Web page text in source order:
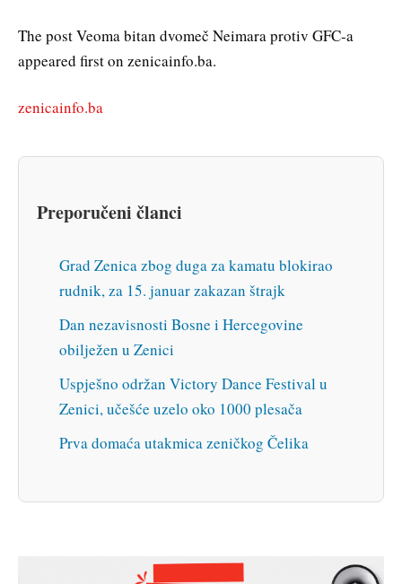
The post Veoma bitan dvomeč Neimara protiv GFC-a
appeared first on zenicainfo.ba.
zenicainfo.ba
Preporučeni članci
Grad Zenica zbog duga za kamatu blokirao
rudnik, za 15. januar zakazan štrajk
Dan nezavisnosti Bosne i Hercegovine
obilježen u Zenici
Uspješno održan Victory Dance Festival u
Zenici, učešće uzelo oko 1000 plesača
Prva domaća utakmica zeničkog Čelika